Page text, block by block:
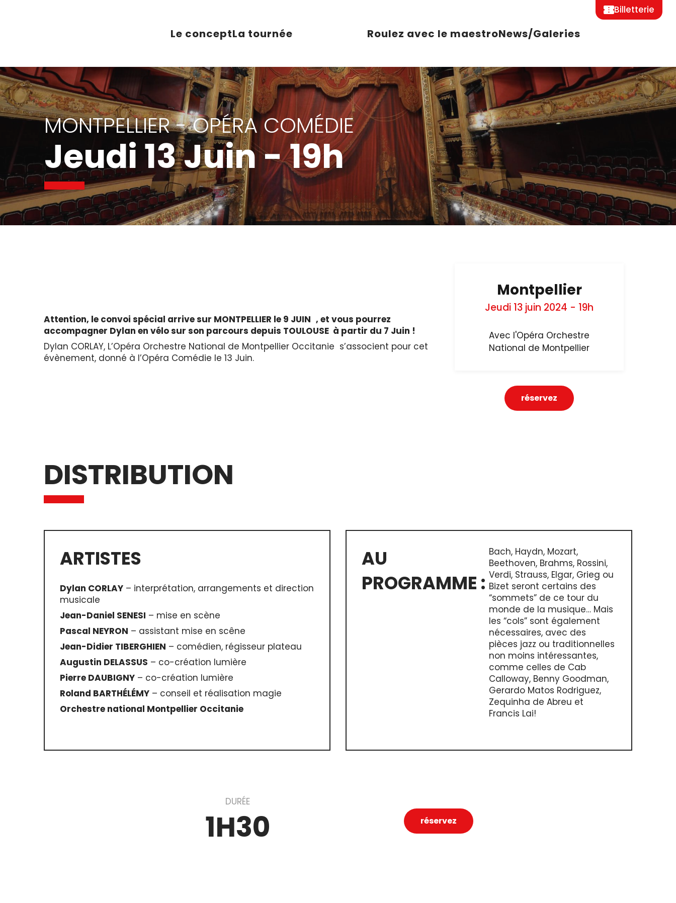
Billetterie
Le conceptLa tournée Roulez avec le maestroNews/Galeries
MONTPELLIER - OPÉRA COMÉDIE
Jeudi 13 Juin - 19h
Attention, le convoi spécial arrive sur MONTPELLIER le 9 JUIN , et vous pourrez
accompagner Dylan en vélo sur son parcours depuis TOULOUSE à partir du 7 Juin !
Dylan CORLAY, L’Opéra Orchestre National de Montpellier Occitanie s’associent pour cet
évènement, donné à l’Opéra Comédie le 13 Juin.
Montpellier
Jeudi 13 juin 2024 - 19h
Avec l'Opéra Orchestre
National de Montpellier
réservez
DISTRIBUTION
ARTISTES
Dylan CORLAY – interprétation, arrangements et direction
musicale
Jean-Daniel SENESI – mise en scène
Pascal NEYRON – assistant mise en scêne
Jean-Didier TIBERGHIEN – comédien, régisseur plateau
Augustin DELASSUS – co-création lumière
Pierre DAUBIGNY – co-création lumière
Roland BARTHÉLÉMY – conseil et réalisation magie
Orchestre national Montpellier Occitanie
AU
PROGRAMME :
Bach, Haydn, Mozart,
Beethoven, Brahms, Rossini,
Verdi, Strauss, Elgar, Grieg ou
Bizet seront certains des
“sommets” de ce tour du
monde de la musique… Mais
les “cols” sont également
nécessaires, avec des
pièces jazz ou traditionnelles
non moins intéressantes,
comme celles de Cab
Calloway, Benny Goodman,
Gerardo Matos Rodriguez,
Zequinha de Abreu et
Francis Lai!
DURÉE
1H30 réservez